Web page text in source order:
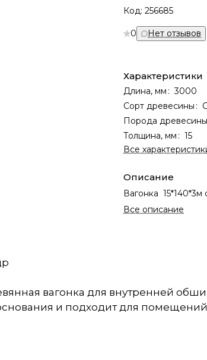
Код:256685
0 Нет отзывов
Характеристики
Длина, мм : 3000
Сорт древесины :
Порода древесины
Толщина, мм : 15
Все
Описание
Вагонка
Все описание
вагонка для внутренней
и подходит для